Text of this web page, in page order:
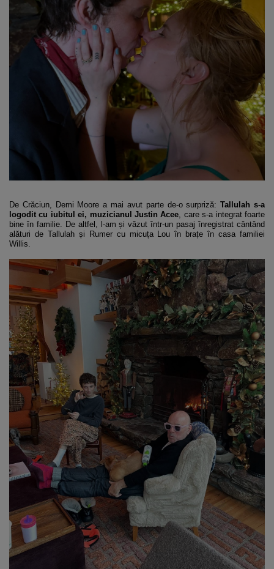
De Crăciun, Demi Moore a mai avut parte de-o surpriză:Tallulah s-a
logodit cu iubitul ei, muzicianul Justin Acee , care s-a integrat foarte
bine în familie. De altfel, l-am și văzut într-un pasaj înregistrat cântând
alături de Tallulah și Rumer cu micuța Lou în brațe în casa familiei
Willis.